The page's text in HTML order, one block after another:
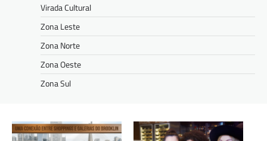
Virada Cultural
Zona Leste
Zona Norte
Zona Oeste
Zona Sul